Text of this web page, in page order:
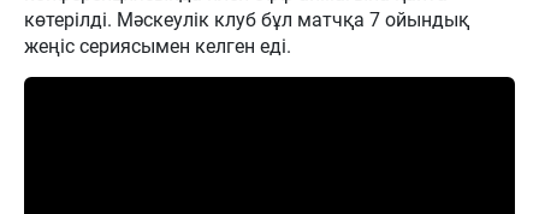
көтерілді. Мәскеулік клуб бұл матчқа 7 ойындық
жеңіс сериясымен келген еді.